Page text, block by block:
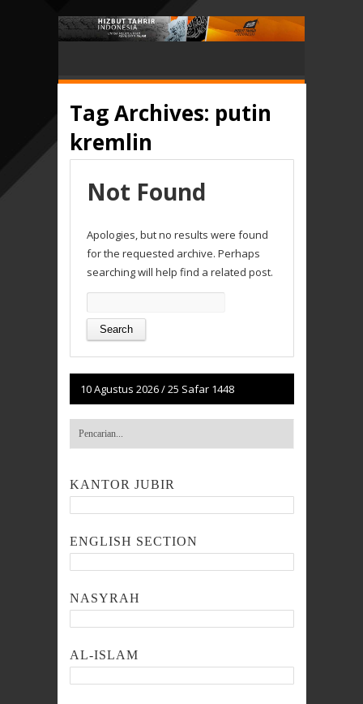
Tag Archives: putin
kremlin
Not Found
Apologies, but no results were found
for the requested archive. Perhaps
searching will help find a related post.
for:
10 Agustus 2026/25 Safar 1448
KANTOR JUBIR
ENGLISH SECTION
NASYRAH
AL-ISLAM